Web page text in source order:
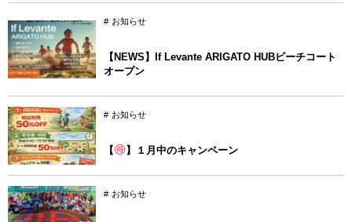
お知らせ
【NEWS】If Levante ARIGATO HUBビーチコート
オープン
お知らせ
【 】１月中のキャンペーン
お知らせ